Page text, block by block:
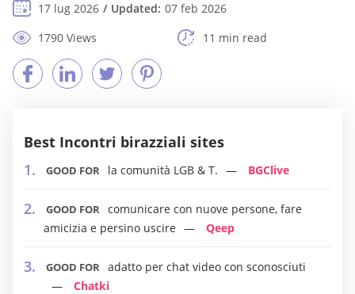
17 lug 2026
Updated: 07 feb 2026
1790 Views
11 min read
Best Incontri birazziali sites
GOOD FOR la comunità LGB & T. BGClive
GOOD FOR comunicare con nuove persone, fare
amicizia e persino uscire
Qeep
GOOD FOR adatto per chat video con sconosciuti
Chatki